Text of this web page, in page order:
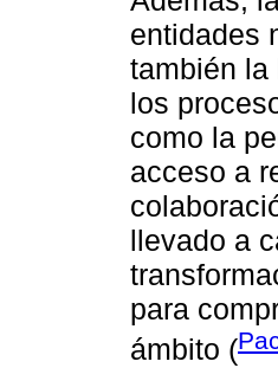
entidades
también la
los
como la
acceso a
llevado a
para
ámbito (